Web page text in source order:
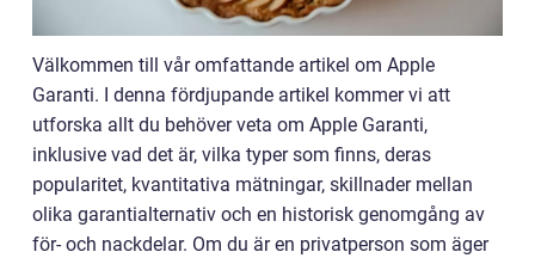
Välkommen till vår omfattande artikel om Apple
Garanti. I denna fördjupande artikel kommer vi att
utforska allt du behöver veta om Apple Garanti,
inklusive vad det är, vilka typer som finns, deras
popularitet, kvantitativa mätningar, skillnader mellan
olika garantialternativ och en historisk genomgång av
för- och nackdelar. Om du är en privatperson som äger